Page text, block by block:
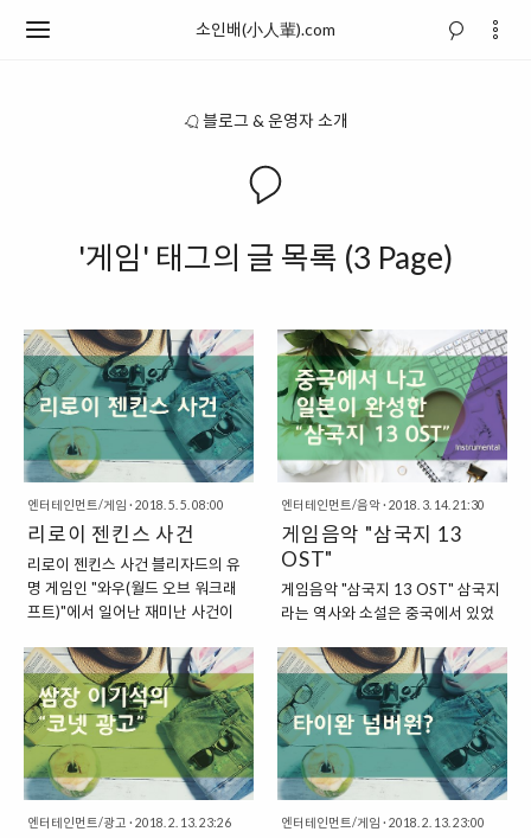
소인배(小人輩).com
블로그 & 운영자 소개
'게임' 태그의 글 목록 (3 Page)
엔터테인먼트/게임 · 2018. 5. 5. 08:00
리로이 젠킨스 사건
리로이 젠킨스 사건 블리자드의 유
명 게임인 "와우(월드 오브 워크래
프트)"에서 일어난 재미난 사건이
건"이라고 불리는 사건인데요. 이는
블리자드 게임에서 일어난 가장 재
미있는 사건으로 남아있기도 하지
요. 특히 당시에 "와우(WOW)"를
했던 유저들은 거의 모두 이 사건을
기억하고 있을 것이랍니다. "리로이
젠킨스 사건의 발단" 리로이 젠킨스
사건은 "리로이 젠킨스(LEEROY
엔터테인먼트/음악· 2018. 3. 14. 21:30
게임음악 "삼국지 13
OST"
게임음악 "삼국지 13 OST" 삼국지
라는 역사와 소설은 중국에서 있었
어내면서 큰 인기를 끌게 한 국가는
바로 일본입니다. 일본의 게임 회사
인 "KOEI"에서 삼국지 시리즈를 꾸
준히 만들어내면서, 사람들로 하여
금 삼국지에 더욱더 빠져들게 만든
것이지요. 그래서 게임 분야에 대해
서 국한해서 본다면, 삼국지는 중국
의 역사의 일부이고, 소설이기는 하
엔터테인먼트/광고 · 2018. 2. 13. 23:26 엔터테인먼트/게임 · 2018. 2. 13. 23:00